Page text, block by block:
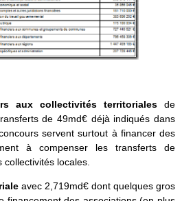
aux collectivités territorialesde
de 49md€ déjà indiqués dans
servent surtout à financer des
à compenser les transferts de
collectivités locales.
avec 2,719md€ dont quelques gros